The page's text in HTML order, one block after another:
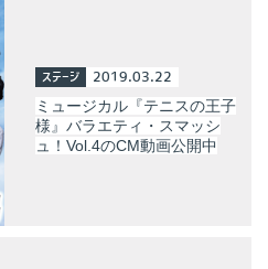
ステージ 2019.03.22
ミュージカル『テニスの王子
様』バラエティ・スマッシ
ュ！Vol.4のCM動画公開中